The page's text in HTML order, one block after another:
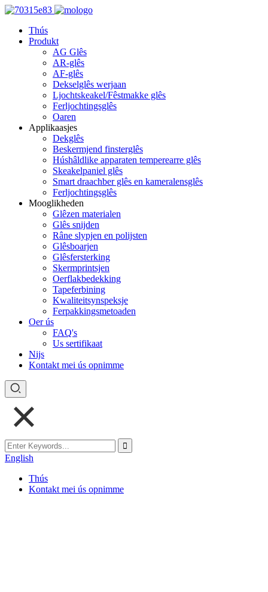
Thús
Produkt
AG Glês
AR-glês
AF-glês
Dekselglês werjaan
Ljochtskeakel/Fêstmakke glês
Ferljochtingsglês
Oaren
Applikaasjes
Dekglês
Beskermjend finsterglês
Húshâldlike apparaten temperearre glês
Skeakelpaniel glês
Smart draachber glês en kameralensglês
Ferljochtingsglês
Mooglikheden
Glêzen materialen
Glês snijden
Râne slypjen en polijsten
Glêsboarjen
Glêsfersterking
Skermprintsjen
Oerflakbedekking
Tapeferbining
Kwaliteitsynspeksje
Ferpakkingsmetoaden
Oer ús
FAQ's
Us sertifikaat
Nijs
Kontakt mei ús opnimme
English
Thús
Kontakt mei ús opnimme